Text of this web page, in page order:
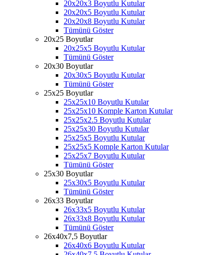
20x20x3 Boyutlu Kutular
20x20x5 Boyutlu Kutular
20x20x8 Boyutlu Kutular
Tümünü Göster
20x25 Boyutlar
20x25x5 Boyutlu Kutular
Tümünü Göster
20x30 Boyutlar
20x30x5 Boyutlu Kutular
Tümünü Göster
25x25 Boyutlar
25x25x10 Boyutlu Kutular
25x25x10 Komple Karton Kutular
25x25x2.5 Boyutlu Kutular
25x25x30 Boyutlu Kutular
25x25x5 Boyutlu Kutular
25x25x5 Komple Karton Kutular
25x25x7 Boyutlu Kutular
Tümünü Göster
25x30 Boyutlar
25x30x5 Boyutlu Kutular
Tümünü Göster
26x33 Boyutlar
26x33x5 Boyutlu Kutular
26x33x8 Boyutlu Kutular
Tümünü Göster
26x40x7,5 Boyutlar
26x40x6 Boyutlu Kutular